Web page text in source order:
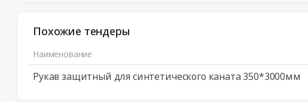
Похожие тендеры
Наименование
Рукав защитный для синтетического каната 350*3000мм